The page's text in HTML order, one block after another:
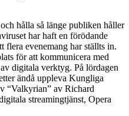
hålla så länge publiken håller
har haft en förödande
evenemang har ställts in.
för att kommunicera med
digitala verktyg. På lördagen
ändå uppleva Kungliga
“Valkyrian” av Richard
streamingtjänst, Opera